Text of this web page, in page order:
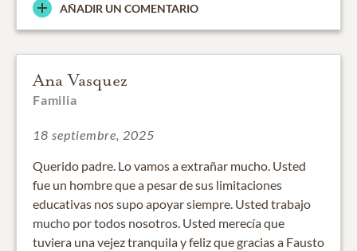
AÑADIR UN COMENTARIO
Ana Vasquez
Familia
18 septiembre, 2025
Querido padre. Lo vamos a extrañar mucho. Usted
fue un hombre que a pesar de sus limitaciones
educativas nos supo apoyar siempre. Usted trabajo
mucho por todos nosotros. Usted merecía que
tuviera una vejez tranquila y feliz que gracias a Fausto